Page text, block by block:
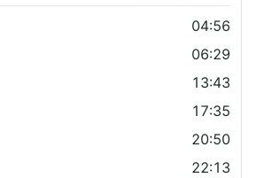
04:56
06:29
13:43
17:35
20:50
22:13